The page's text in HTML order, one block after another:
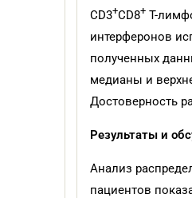
CD3+CD8+ T-
интерферонов
полученных
медианы и
Достоверность
Результаты и
Анализ
пациентов